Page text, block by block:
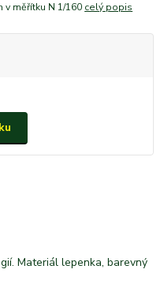
měřítku N 1/160 celý popis
Materiál lepenka, barevný